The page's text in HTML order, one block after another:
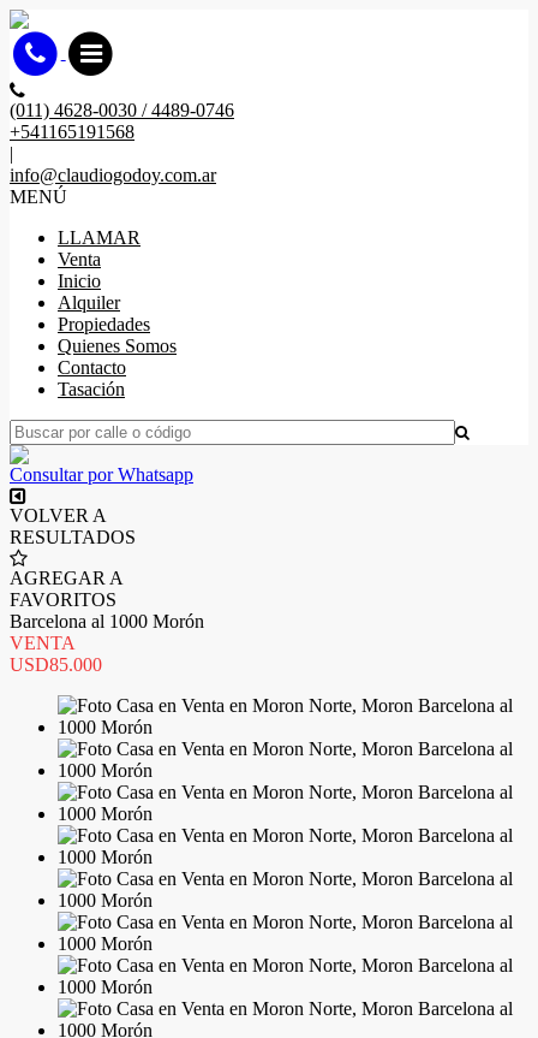
(011) 4628-0030 / 4489-0746
+541165191568
|
info@claudiogodoy.com.ar
MENÚ
LLAMAR
Venta
Inicio
Alquiler
Propiedades
Quienes Somos
Contacto
Tasación
Consultar por Whatsapp
VOLVER A
RESULTADOS
AGREGAR A
FAVORITOS
Barcelona al 1000 Morón
VENTA
USD85.000